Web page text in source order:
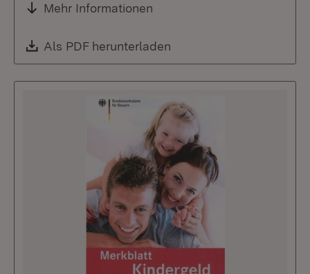
Mehr Informationen
Download:
Als PDF herunterladen